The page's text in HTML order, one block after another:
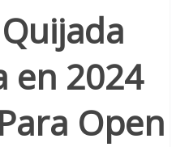
en 2024
Open